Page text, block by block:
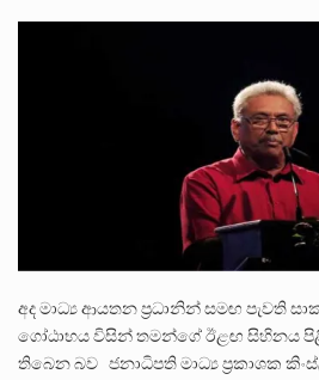
අද මාධ්‍ය ආයතන ප්‍රධානින් සමඟ පැවති
ගෝඨාභය විසින් තමන්ගේ ඊළඟ සිහිනය
තිබෙන බව ජනාධිපති මාධ්‍ය ප්‍රකාශක